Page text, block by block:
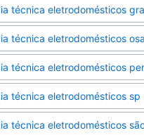
técnica eletrodomésticos
técnica eletrodomésticos
técnica eletrodomésticos
técnica eletrodomésticos sp
técnica eletrodomésticos